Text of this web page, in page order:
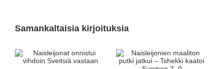
Samankaltaisia kirjoituksia